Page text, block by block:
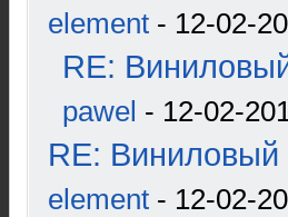
element - 12-02-
RE:
pawel - 12-02-
RE: Виниловый
element - 12-02-